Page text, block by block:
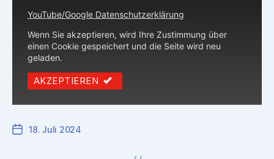
YouTube/Google Datenschutzerklärung
Wenn Sie akzeptieren, wird Ihre Zustimmung über
einen Cookie gespeichert und die Seite wird neu
geladen.
AKZEPTIEREN
18. Juli 2024